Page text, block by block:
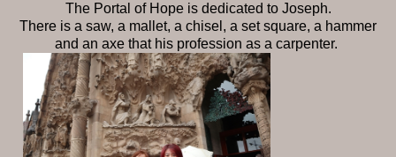
The Portal of Hope is dedicated to Joseph.
There is a saw, a mallet, a chisel, a set square, a hammer
and an axe that his profession as a carpenter.